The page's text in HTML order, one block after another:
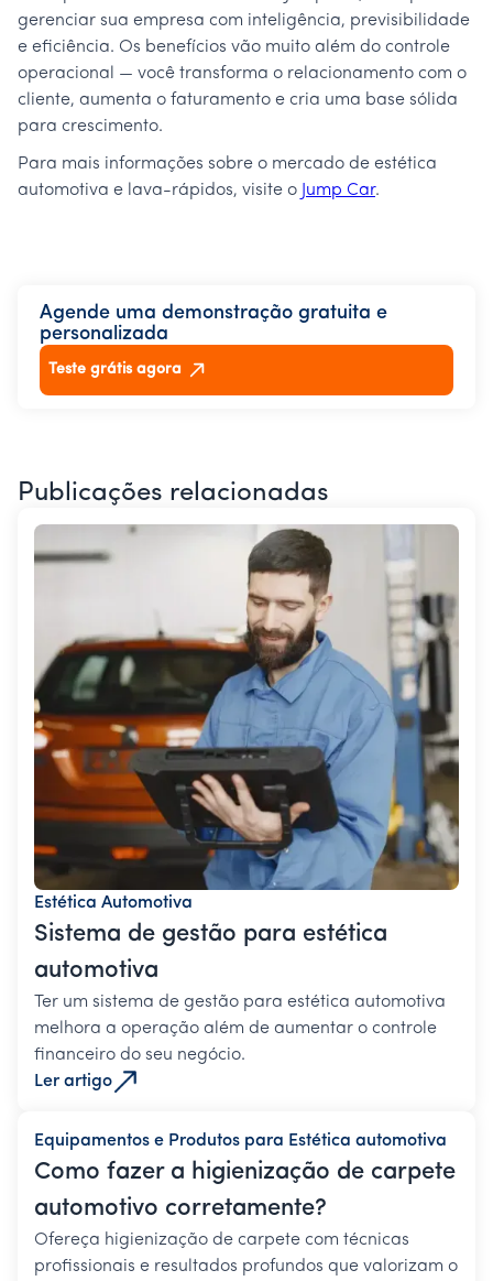
gerenciar sua empresa com inteligência, previsibilidade
e eficiência. Os benefícios vão muito além do controle
operacional — você transforma o relacionamento com o
cliente, aumenta o faturamento e cria uma base sólida
para crescimento.
Para mais informações sobre o mercado de estética
automotiva e lava-rápidos, visite o Jump Car.
Agende uma demonstração gratuita e
personalizada
Teste grátis agora
Publicações relacionadas
Estética Automotiva
Sistema de gestão para estética
automotiva
Ter um sistema de gestão para estética automotiva
melhora a operação além de aumentar o controle
financeiro do seu negócio.
Ler artigo
Equipamentos e Produtos para Estética automotiva
Como fazer a higienização de carpete
automotivo corretamente?
Ofereça higienização de carpete com técnicas
profissionais e resultados profundos que valorizam o